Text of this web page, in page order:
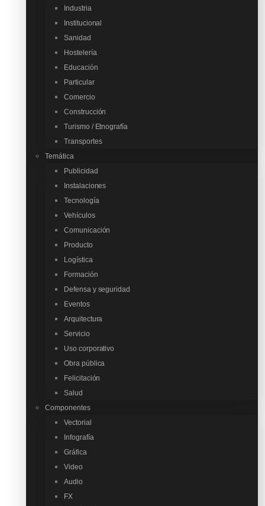
Industria
Institucional
Sanidad
Hostelería
Educación
Particular
Comercio
Construcción
Turismo / Etnografía
Transportes
Temática
Publicidad
Instalaciones
Tecnología
Vehículos
Comunicación
Producto
Logística
Formación
Defensa y seguridad
Eventos
Arquitectura
Servicio
Uso corporativo
Obra pública
Felicitación
Salud
Componentes
Vectorial
Infografía
Gráfica
Video
Audio
FX